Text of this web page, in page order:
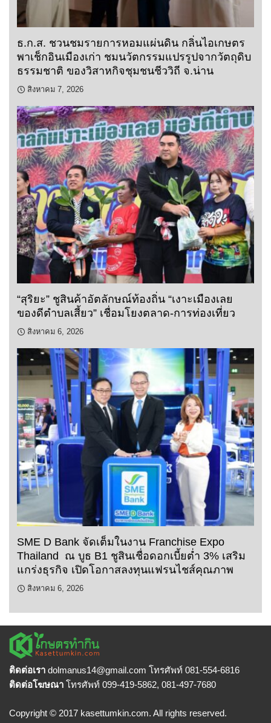
ธ.ก.ส. ชวนชมรายการหอมแผ่นดิน กลิ่นไอเกษตร
พาเช็กอินเมืองเก่า ชมนวัตกรรมแปรรูปจากวัตถุดิบ
ธรรมชาติ ของวิสาหกิจชุมชนชีววิถี จ.น่าน
สิงหาคม 7, 2026
“สุริยะ” ชูสินค้าอัตลักษณ์ท้องถิ่น “เงาะเมืองเลย
ของดีตำบลเสี้ยว” เชื่อมโยงตลาด-การท่องเที่ยว
สิงหาคม 6, 2026
SME D Bank จัดเต็มในงาน Franchise Expo
Thailand ณ บูธ B1 ชูสินเชื่อดอกเบี้ยต่ำ 3% เสริม
แกร่งธุรกิจ เปิดโอกาสลงทุนแฟรนไชส์คุณภาพ
สิงหาคม 6, 2026
ติดต่อเรา dolmanus14@gmail.com โทรศัพท์ 081-554-6816
ติดต่อโฆษณา โทรศัพท์ 099-419-5862, 081-497-7680
Copyright © 2017 kasettumkin.com. All rights reserved.